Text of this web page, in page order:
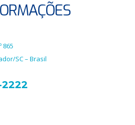
865
SC – Brasil
2222